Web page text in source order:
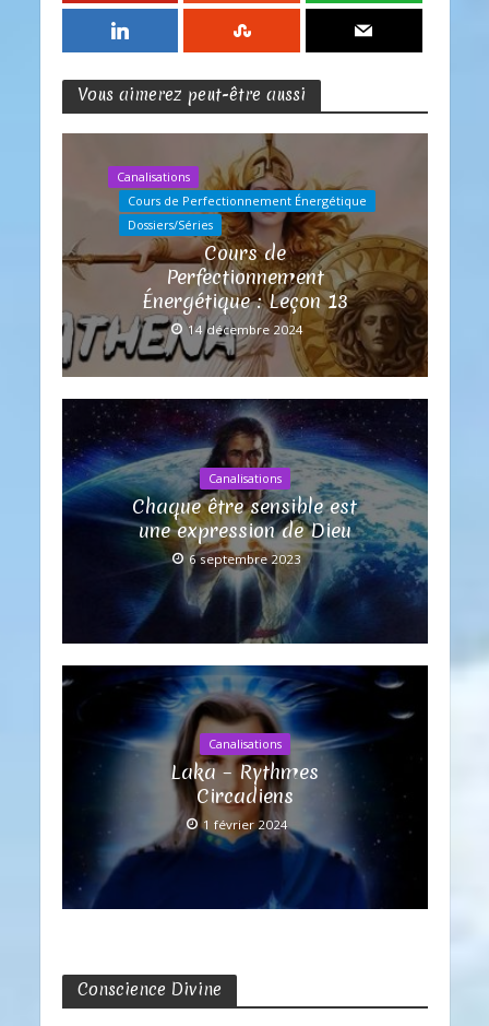
Vous aimerez peut-être aussi
Canalisations
Cours de Perfectionnement Énergétique
Dossiers/Séries
Cours de
Perfectionnement
Énergétique : Leçon 13
14 décembre 2024
Canalisations
Chaque être sensible est
une expression de Dieu
6 septembre 2023
Canalisations
Laka – Rythmes
Circadiens
1 février 2024
Conscience Divine